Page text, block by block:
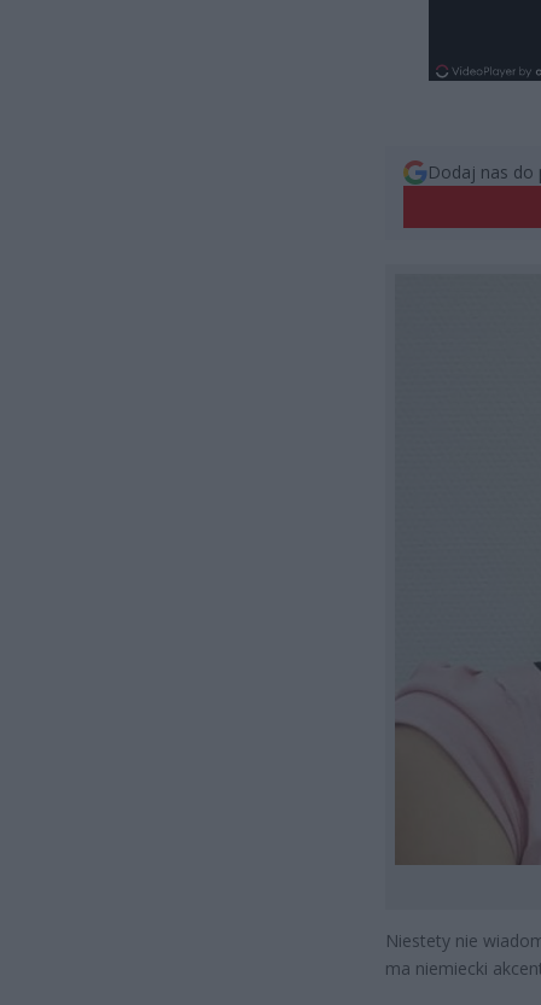
Dodaj nas do
Niestety nie
ma niemiecki